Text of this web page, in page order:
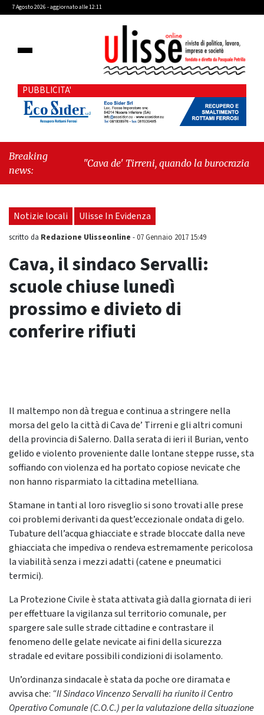
7 Agosto 2026 - aggiornato alle 12:11
PUBBLICITA'
Breaking
news:
"Cava de' Tirreni, quando la burocrazia
Notizie locali Ulisse In Evidenza
scritto da Redazione Ulisseonline -07 Gennaio 2017 15:49
Cava, il sindaco Servalli:
scuole chiuse lunedì
prossimo e divieto di
conferire rifiuti
Il maltempo non dà tregua e continua a stringere nella
morsa del gelo la città di Cava de’ Tirreni e gli altri comuni
della provincia di Salerno. Dalla serata di ieri il Burian, vento
gelido e violento proveniente dalle lontane steppe russe, sta
soffiando con violenza ed ha portato copiose nevicate che
non hanno risparmiato la cittadina metelliana.
Stamane in tanti al loro risveglio si sono trovati alle prese
coi problemi derivanti da quest’eccezionale ondata di gelo.
Tubature dell’acqua ghiacciate e strade bloccate dalla neve
ghiacciata che impediva o rendeva estremamente pericolosa
la viabilità senza i mezzi adatti (catene e pneumatici
termici).
La Protezione Civile è stata attivata già dalla giornata di ieri
per effettuare la vigilanza sul territorio comunale, per
spargere sale sulle strade cittadine e contrastare il
fenomeno delle gelate nevicate ai fini della sicurezza
stradale ed evitare possibili condizioni di isolamento.
Un’ordinanza sindacale è stata da poche ore diramata e
avvisa che: “Il Sindaco Vincenzo Servalli ha riunito il Centro
Operativo Comunale (C.O.C.) per la valutazione della situazione